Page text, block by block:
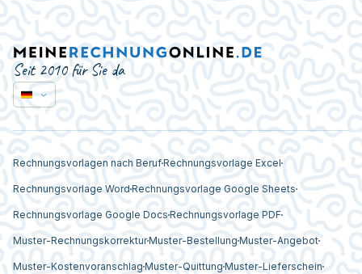
Seit 2010 für Sie da
Rechnungsvorlagen nach BerufRechnungsvorlage Excel
Rechnungsvorlage Word Rechnungsvorlage Google Sheets
Rechnungsvorlage Google Docs Rechnungsvorlage PDF
Muster-RechnungskorrekturMuster-Bestellung Muster-Angebot
Muster-Kostenvoranschlag Muster-Quittung Muster-Lieferschein